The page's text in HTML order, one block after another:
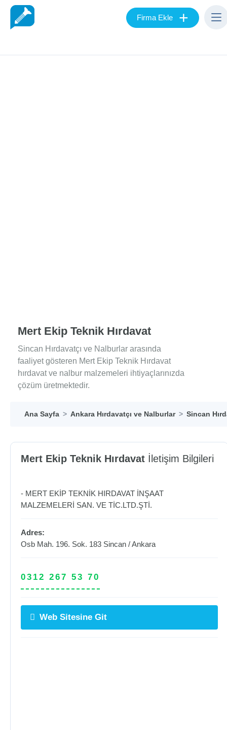
Firma Ekle +
Mert Ekip Teknik Hırdavat
Sincan Hırdavatçı ve Nalburlar arasında
faaliyet gösteren Mert Ekip Teknik Hırdavat
hırdavat ve nalbur malzemeleri ihtiyaçlarınızda
çözüm üretmektedir.
Ana Sayfa Ankara Hırdavatçı ve Nalburlar Sincan
Mert Ekip Teknik Hırdavat İletişim Bilgileri
- MERT EKİP TEKNİK HIRDAVAT İNŞAAT
MALZEMELERİ SAN. VE TİC.LTD.ŞTİ.
Adres:
Osb Mah. 196. Sok. 183 Sincan /Ankara
0312 267 53 70
Web Sitesine Git